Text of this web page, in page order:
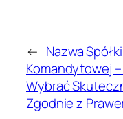
← Nazwa Spółki
Komandytowej –
Wybrać
Zgodnie z